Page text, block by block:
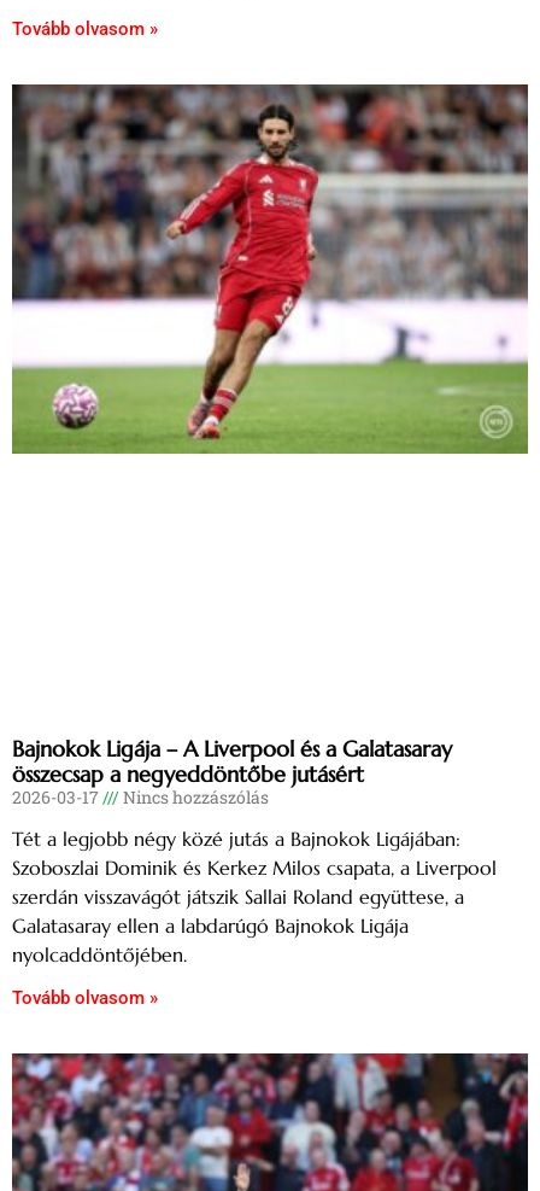
Tovább olvasom »
Bajnokok Ligája – A Liverpool és a Galatasaray
összecsap a negyeddöntőbe jutásért
2026-03-17 Nincs hozzászólás
Tét a legjobb négy közé jutás a Bajnokok Ligájában:
Szoboszlai Dominik és Kerkez Milos csapata, a Liverpool
szerdán visszavágót játszik Sallai Roland együttese, a
Galatasaray ellen a labdarúgó Bajnokok Ligája
nyolcaddöntőjében.
Tovább olvasom »